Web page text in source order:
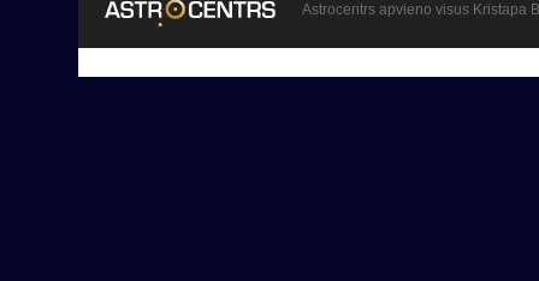
Astrocentrs apvieno visus Kristapa